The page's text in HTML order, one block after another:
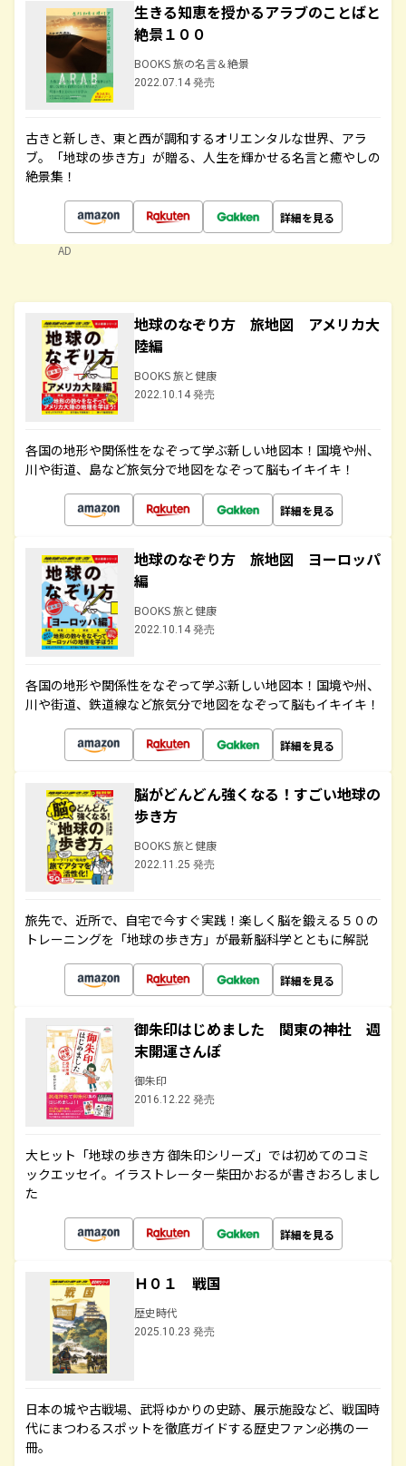
生きる知恵を授かるアラブのことばと
絶景１００
BOOKS 旅の名言＆絶景
2022.07.14 発売
古きと新しき、東と西が調和するオリエンタルな世界、アラ
ブ。「地球の歩き方」が贈る、人生を輝かせる名言と癒やしの
絶景集！
詳細を見る
AD
地球のなぞり方 旅地図 アメリカ大
陸編
BOOKS 旅と健康
2022.10.14 発売
各国の地形や関係性をなぞって学ぶ新しい地図本！国境や州、
川や街道、島など旅気分で地図をなぞって脳もイキイキ！
詳細を見る
地球のなぞり方 旅地図 ヨーロッパ
編
BOOKS 旅と健康
2022.10.14 発売
各国の地形や関係性をなぞって学ぶ新しい地図本！国境や州、
川や街道、鉄道線など旅気分で地図をなぞって脳もイキイキ！
詳細を見る
脳がどんどん強くなる！すごい地球の
歩き方
BOOKS 旅と健康
2022.11.25 発売
旅先で、近所で、自宅で今すぐ実践！楽しく脳を鍛える５０の
トレーニングを「地球の歩き方」が最新脳科学とともに解説
詳細を見る
御朱印はじめました 関東の神社 週
末開運さんぽ
御朱印
2016.12.22 発売
大ヒット「地球の歩き方 御朱印シリーズ」では初めてのコミ
ックエッセイ。イラストレーター柴田かおるが書きおろしまし
た
詳細を見る
Ｈ０１ 戦国
歴史時代
2025.10.23 発売
日本の城や古戦場、武将ゆかりの史跡、展示施設など、戦国時
代にまつわるスポットを徹底ガイドする歴史ファン必携の一
冊。